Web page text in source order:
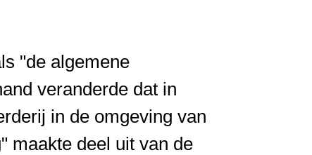
"de algemene
veranderde dat in
in de omgeving van
maakte deel uit van de